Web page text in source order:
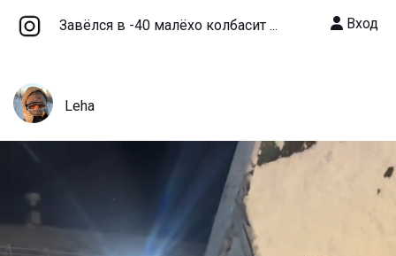
Завёлся в -40 малёхо колбасит ... Вход
Leha